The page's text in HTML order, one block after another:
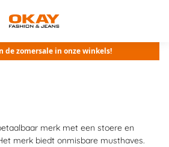
de zomersale in onze winkels!
merk met een stoere en
merk biedt onmisbare musthaves.